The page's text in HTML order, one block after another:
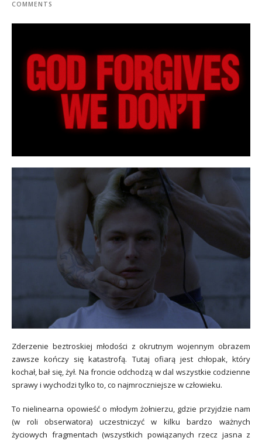
COMMENTS
Zderzenie beztroskiej młodości z okrutnym wojennym obrazem
zawsze kończy się katastrofą. Tutaj ofiarą jest chłopak, który
kochał, bał się, żył. Na froncie odchodzą w dal wszystkie codzienne
sprawy i wychodzi tylko to, co najmroczniejsze w człowieku.
To nielinearna opowieść o młodym żołnierzu, gdzie przyjdzie nam
(w roli obserwatora) uczestniczyć w kilku bardzo ważnych
życiowych fragmentach (wszystkich powiązanych rzecz jasna z